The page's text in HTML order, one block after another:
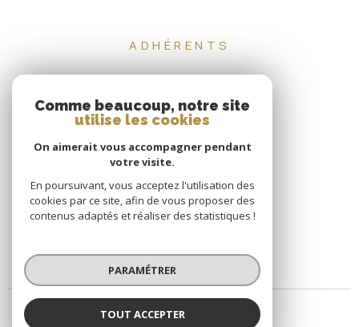
ADHÉRENTS
Comme beaucoup, notre site
utilise les cookies
On aimerait vous accompagner pendant
votre visite.
En poursuivant, vous acceptez l'utilisation des
cookies par ce site, afin de vous proposer des
contenus adaptés et réaliser des statistiques !
PARAMÉTRER
TOUT ACCEPTER